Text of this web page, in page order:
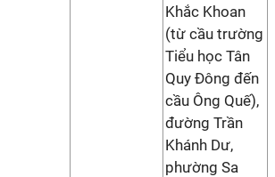
Khắc Khoan
(từ cầu trường
Tiểu học Tân
Quy Đông đến
cầu Ông Quế),
đường Trần
Khánh Dư,
phường Sa